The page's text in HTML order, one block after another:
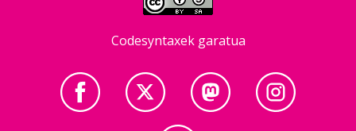
Codesyntaxek garatua